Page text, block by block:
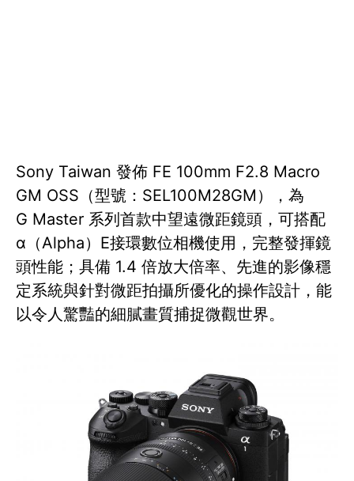
Sony Taiwan 發佈 FE 100mm F2.8 Macro
GM OSS（型號：SEL100M28GM），為
G Master 系列首款中望遠微距鏡頭，可搭配
α（Alpha）E接環數位相機使用，完整發揮鏡
頭性能；具備 1.4 倍放大倍率、先進的影像穩
定系統與針對微距拍攝所優化的操作設計，能
以令人驚豔的細膩畫質捕捉微觀世界。